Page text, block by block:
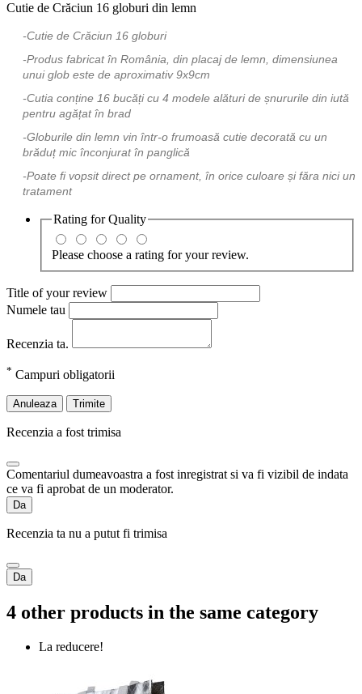
Cutie de Crăciun 16 globuri din lemn
-Cutie de Crăciun 16 globuri
-Produs fabricat în România, din placaj de lemn, dimensiunea
unui glob este de aproximativ 9x9cm
-Cutia conține 16 bucăți cu 4 modele alături de șnururile din iută
pentru agățat în brad
-Globurile din lemn vin într-o frumoasă cutie decorată cu un
brăduț mic înconjurat în panglică
-Poate fi vopsit direct pe ornament, în orice culoare și făra nici un
tratament
Rating forQuality
Please choose a rating for your review.
Title of your review
Numele tau
Recenzia ta.
* Campuri obligatorii
Anuleaza Trimite
Recenzia a fost trimisa
Comentariul dumeavoastra a fost inregistrat si va fi vizibil de indata
ce va fi aprobat de un moderator.
Da
Recenzia ta nu a putut fi trimisa
Da
4 other products in the same category
La reducere!